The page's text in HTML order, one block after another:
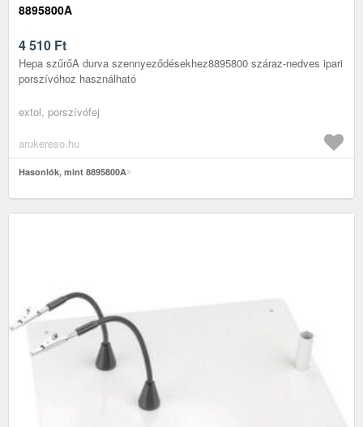
8895800A
4 510 Ft
Hepa szűrőA durva szennyeződésekhez8895800 száraz-nedves ipari
porszívóhoz használható
extol, porszívófej
arukereso.hu
Hasonlók, mint 8895800A